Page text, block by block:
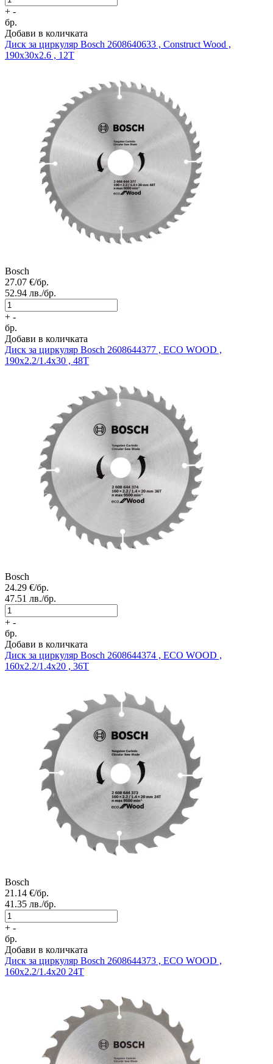
+ -
бр.
Добави в количката
Диск за циркуляр Bosch 2608640633 , Construct Wood ,
190x30x2.6 , 12Т
Bosch
27.07 €/бр.
52.94 лв./бр.
+ -
бр.
Добави в количката
Диск за циркуляр Bosch 2608644377 , ECO WOOD ,
190x2.2/1.4x30 , 48T
Bosch
24.29 €/бр.
47.51 лв./бр.
+ -
бр.
Добави в количката
Диск за циркуляр Bosch 2608644374 , ECO WOOD ,
160x2.2/1.4x20 , 36T
Bosch
21.14 €/бр.
41.35 лв./бр.
+ -
бр.
Добави в количката
Диск за циркуляр Bosch 2608644373 , ECO WOOD ,
160x2.2/1.4x20 24T